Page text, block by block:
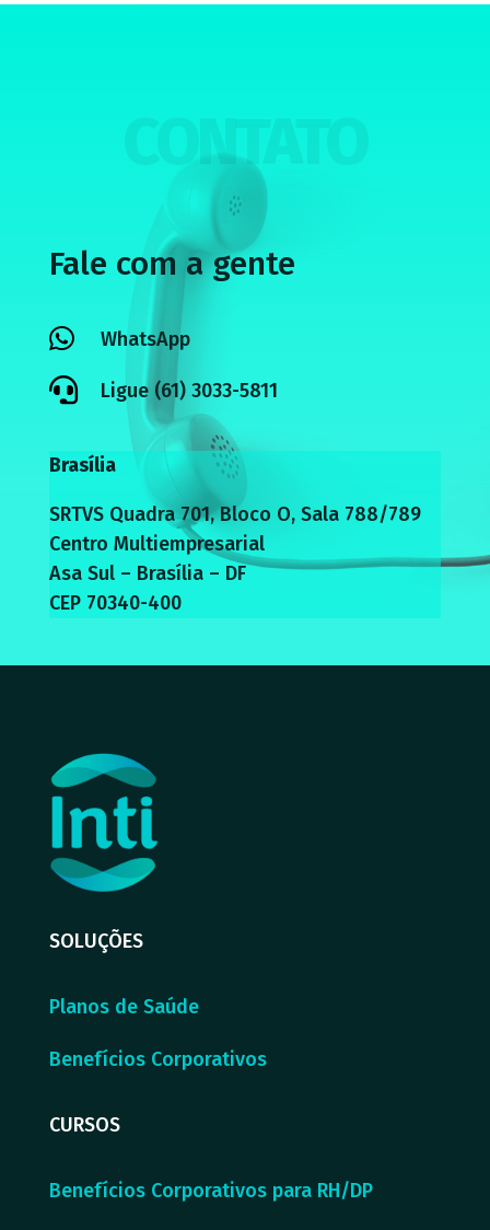
CONTATO
Fale com a gente
 WhatsApp
 Ligue (61) 3033-5811
Brasília
SRTVS Quadra 701, Bloco O, Sala 788/789
Centro Multiempresarial
Asa Sul – Brasília – DF
CEP 70340-400
SOLUÇÕES
Planos de Saúde
Benefícios Corporativos
CURSOS
Benefícios Corporativos para RH/DP